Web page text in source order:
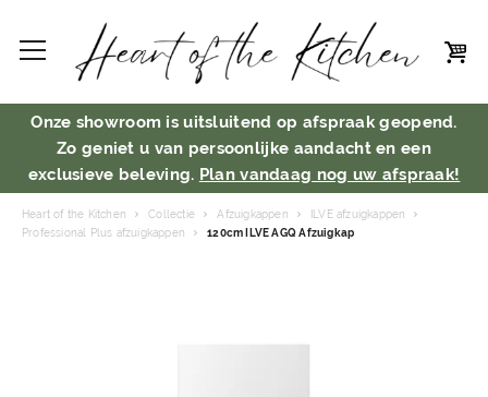
Onze showroom is uitsluitend op afspraak geopend.
Zo geniet u van persoonlijke aandacht en een
exclusieve beleving. Plan vandaag nog uw afspraak!
Heart of the Kitchen Collectie Afzuigkappen
ILVE afzuigkappen
Professional Plus afzuigkappen
120cm ILVE AGQ Afzuigkap